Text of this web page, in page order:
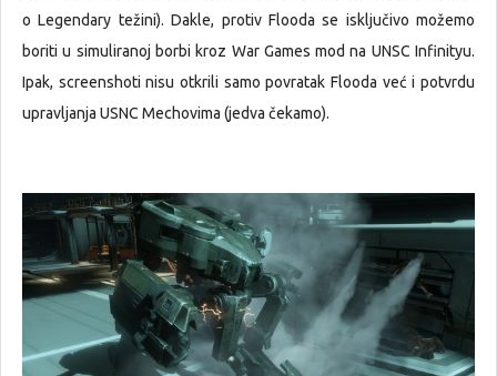
o Legendary težini). Dakle, protiv Flooda se isključivo možemo
boriti u simuliranoj borbi kroz War Games mod na UNSC Infinityu.
Ipak, screenshoti nisu otkrili samo povratak Flooda već i potvrdu
upravljanja USNC Mechovima (jedva čekamo).